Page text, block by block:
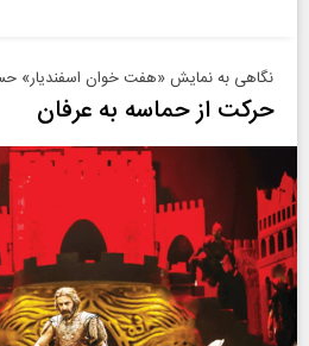
نگاهی به نمایش «هفت خوان اسفندیار»
حرکت از حماسه به عرفان